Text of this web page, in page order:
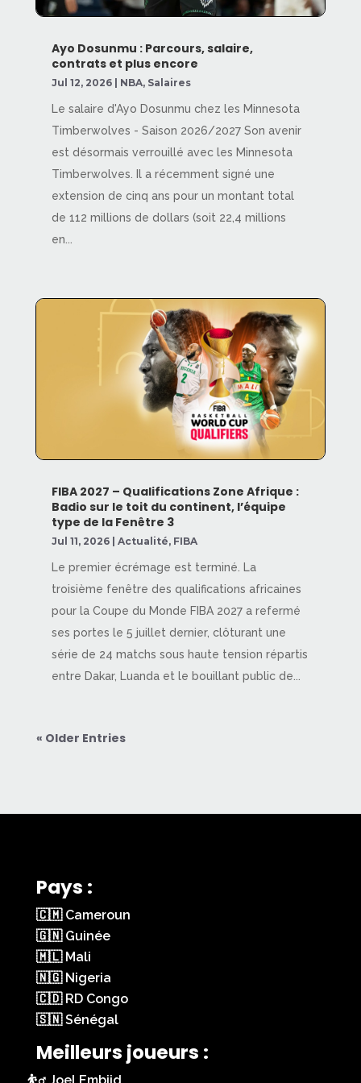
Ayo Dosunmu : Parcours, salaire,
contrats et plus encore
Jul 12, 2026| NBA, Salaires
Le salaire d'Ayo Dosunmu chez les Minnesota
Timberwolves - Saison 2026/2027 Son avenir
est désormais verrouillé avec les Minnesota
Timberwolves. Il a récemment signé une
extension de cinq ans pour un montant total
de 112 millions de dollars (soit 22,4 millions
en...
FIBA 2027 – Qualifications Zone Afrique :
Badio sur le toit du continent, l’équipe
type de la Fenêtre 3
Jul 11, 2026| Actualité, FIBA
Le premier écrémage est terminé. La
troisième fenêtre des qualifications africaines
pour la Coupe du Monde FIBA 2027 a refermé
ses portes le 5 juillet dernier, clôturant une
série de 24 matchs sous haute tension répartis
entre Dakar, Luanda et le bouillant public de...
« Older Entries
Pays :
🇨🇲 Cameroun
🇬🇳 Guinée
🇲🇱 Mali
🇳🇬 Nigeria
🇨🇩 RD Congo
🇸🇳 Sénégal
Meilleurs joueurs :